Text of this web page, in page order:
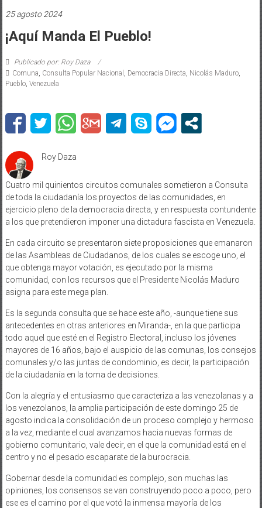
25 agosto 2024
¡Aquí Manda El Pueblo!
Publicado por: Roy Daza
Comuna, Consulta Popular Nacional , Democracia Directa, Nicolás Maduro,
Pueblo, Venezuela
Roy Daza
Cuatro mil quinientos circuitos comunales sometieron a Consulta
de toda la ciudadanía los proyectos de las comunidades, en
ejercicio pleno de la democracia directa, y en respuesta contundente
a los que pretendieron imponer una dictadura fascista en Venezuela.
En cada circuito se presentaron siete proposiciones que emanaron
de las Asambleas de Ciudadanos, de los cuales se escoge uno, el
que obtenga mayor votación, es ejecutado por la misma
comunidad, con los recursos que el Presidente Nicolás Maduro
asigna para este mega plan.
Es la segunda consulta que se hace este año, -aunque tiene sus
antecedentes en otras anteriores en Miranda-, en la que participa
todo aquel que esté en el Registro Electoral, incluso los jóvenes
mayores de 16 años, bajo el auspicio de las comunas, los consejos
comunales y/o las juntas de condominio, es decir, la participación
de la ciudadanía en la toma de decisiones.
Con la alegría y el entusiasmo que caracteriza a las venezolanas y a
los venezolanos, la amplia participación de este domingo 25 de
agosto indica la consolidación de un proceso complejo y hermoso
a la vez, mediante el cual avanzamos hacia nuevas formas de
gobierno comunitario, vale decir, en el que la comunidad está en el
centro y no el pesado escaparate de la burocracia.
Gobernar desde la comunidad es complejo, son muchas las
opiniones, los consensos se van construyendo poco a poco, pero
ese es el camino por el que votó la inmensa mayoría de los